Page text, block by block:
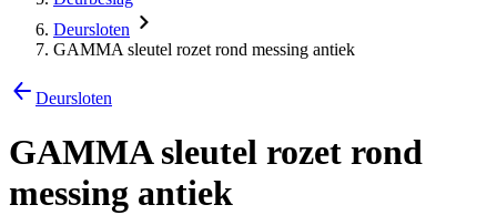
Deursloten
GAMMA sleutel rozet rond messing antiek
Deursloten
GAMMA sleutel rozet rond
messing antiek